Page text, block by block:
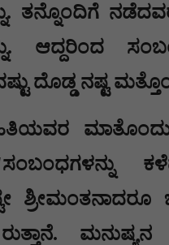
ತನ್ನೊಂದಿಗೆ
ಆದ್ದರಿಂದ
ದೊಡ್ಡ ನಷ್ಟ
ಶ್ರೀಮಂತನಾದರೂ